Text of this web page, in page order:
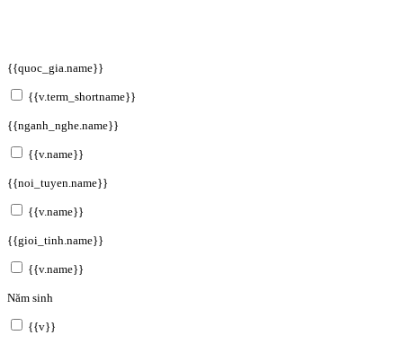
{{quoc_gia.name}}
{{v.term_shortname}}
{{nganh_nghe.name}}
{{v.name}}
{{noi_tuyen.name}}
{{v.name}}
{{gioi_tinh.name}}
{{v.name}}
Năm sinh
{{v}}